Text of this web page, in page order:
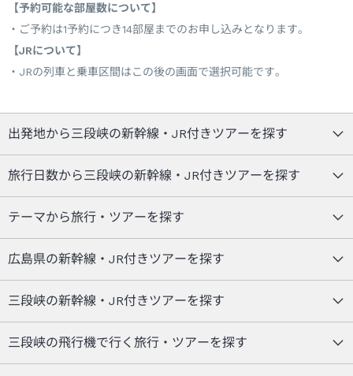
【予約可能な部屋数について】
ご予約は1予約につき14部屋までのお申し込みとなります。
【JRについて】
JRの列車と乗車区間はこの後の画面で選択可能です。
出発地から三段峡の新幹線・JR付きツアーを探す
旅行日数から三段峡の新幹線・JR付きツアーを探す
テーマから旅行・ツアーを探す
広島県の新幹線・JR付きツアーを探す
三段峡の新幹線・JR付きツアーを探す
三段峡の飛行機で行く旅行・ツアーを探す